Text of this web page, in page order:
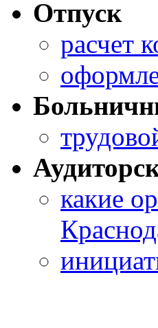
Отпуск
расчет
какие